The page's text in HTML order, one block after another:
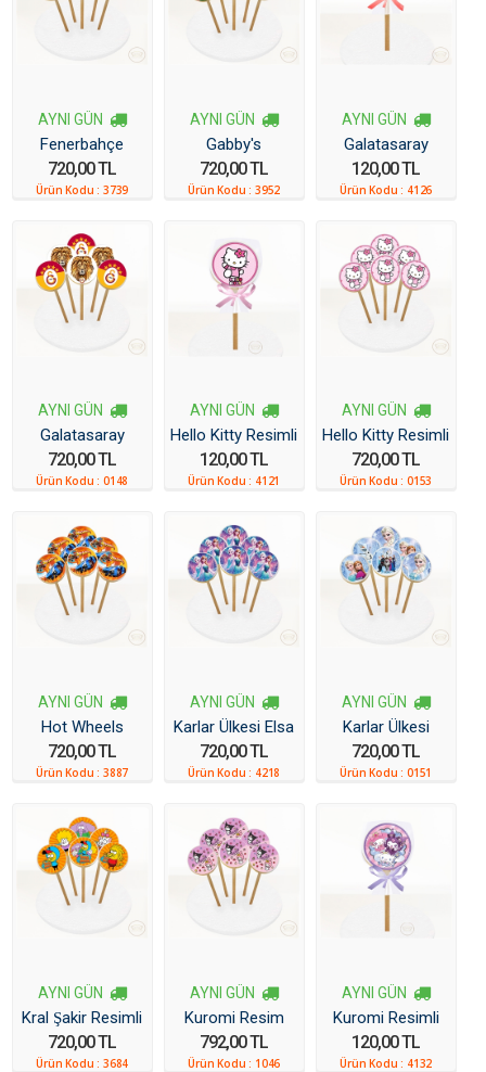
AYNI GÜN
Fenerbahçe
Resimli Kurabiye
720,00 TL
Ürün Kodu :3739
AYNI GÜN
Gabby's
Dollhouse Resimli
720,00 TL
Ürün Kodu :3952
AYNI GÜN
Galatasaray
Resimli Kurabiye
120,00 TL
Ürün Kodu : 4126
AYNI GÜN
Galatasaray
Resimli Kurabiye
720,00 TL
Ürün Kodu :0148
AYNI GÜN
Hello Kitty Resimli
Kurabiye
120,00 TL
Ürün Kodu : 4121
AYNI GÜN
Hello Kitty Resimli
Kurabiye 6 Adet
720,00 TL
Ürün Kodu :0153
AYNI GÜN
Hot Wheels
Arabalar Resimli
720,00 TL
Ürün Kodu :3887
AYNI GÜN
Karlar Ülkesi Elsa
Anna Resimli
720,00 TL
Ürün Kodu : 4218
AYNI GÜN
Karlar Ülkesi
Resimli Kurabiye
720,00 TL
Ürün Kodu :0151
AYNI GÜN
Kral Şakir Resimli
Kurabiye 6 Adet
720,00 TL
Ürün Kodu :3684
AYNI GÜN
Kuromi Resim
Kurabiye 6 Adet
792,00 TL
Ürün Kodu : 1046
AYNI GÜN
Kuromi Resimli
Kurabiye
120,00 TL
Ürün Kodu : 4132